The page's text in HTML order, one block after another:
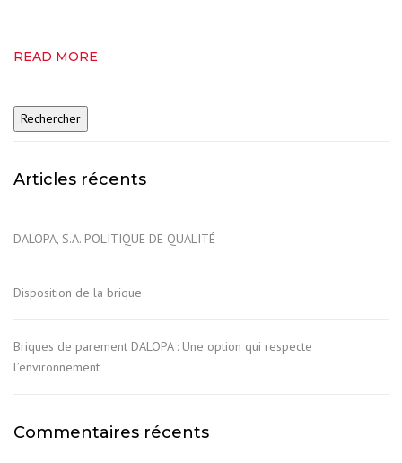
READ MORE
Articles récents
DALOPA, S.A. POLITIQUE DE QUALITÉ
Disposition de la brique
Briques de parement DALOPA : Une option qui respecte
l’environnement
Commentaires récents